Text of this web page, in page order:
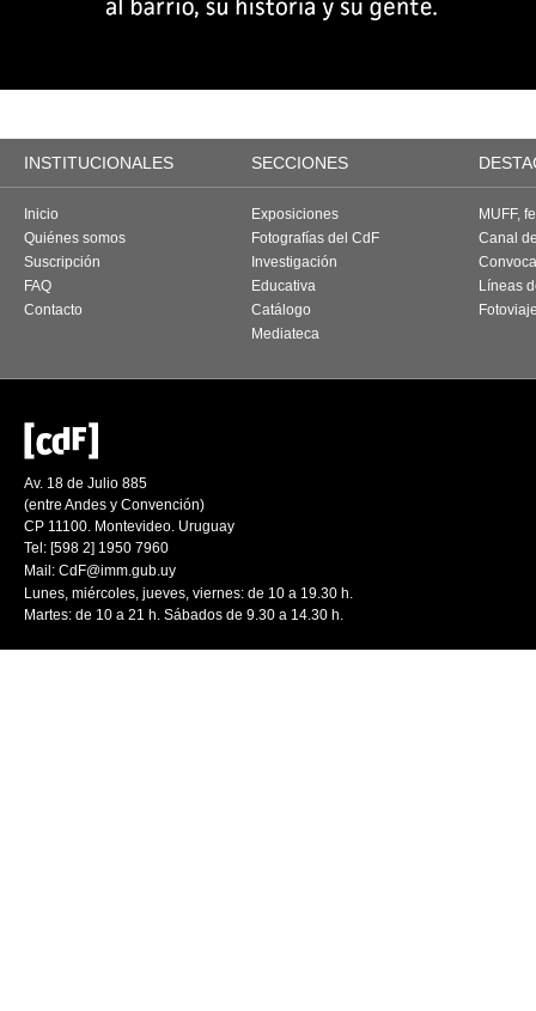
INSTITUCIONALES SECCIONES
Inicio
Quiénes somos
Suscripción
FAQ
Contacto
Exposiciones
Fotografías del CdF
Investigación
Educativa
Catálogo
Mediateca
MUFF,
Canal
Líneas
Av. 18 de Julio 885
(entre Andes y Convención)
CP 11100. Montevideo. Uruguay
Tel: [598 2] 1950 7960
Mail: CdF@imm.gub.uy
Lunes, miércoles, jueves, viernes: de 10 a 19.30 h.
Martes: de 10 a 21 h. Sábados de 9.30 a 14.30 h.